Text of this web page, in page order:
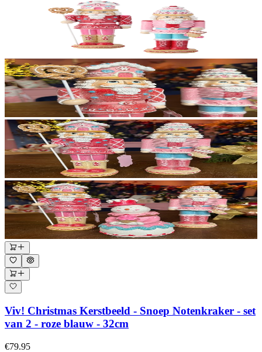
Viv! Christmas Kerstbeeld - Snoep Notenkraker - set
van 2 - roze blauw - 32cm
€79.95